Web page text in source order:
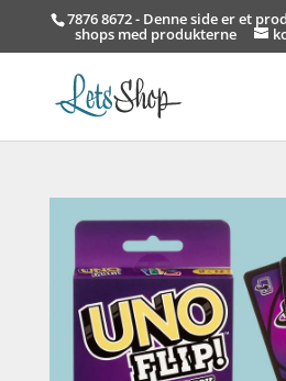
7876 8672 - Denne side er et
shops med produkterne